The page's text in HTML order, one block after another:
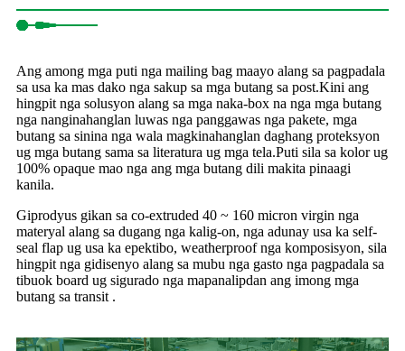
Ang among mga puti nga mailing bag maayo alang sa pagpadala
sa usa ka mas dako nga sakup sa mga butang sa post.Kini ang
hingpit nga solusyon alang sa mga naka-box na nga mga butang
nga nanginahanglan luwas nga panggawas nga pakete, mga
butang sa sinina nga wala magkinahanglan daghang proteksyon
ug mga butang sama sa literatura ug mga tela.Puti sila sa kolor ug
100% opaque mao nga ang mga butang dili makita pinaagi
kanila.
Giprodyus gikan sa co-extruded 40 ~ 160 micron virgin nga
materyal alang sa dugang nga kalig-on, nga adunay usa ka self-
seal flap ug usa ka epektibo, weatherproof nga komposisyon, sila
hingpit nga gidisenyo alang sa mubu nga gasto nga pagpadala sa
tibuok board ug sigurado nga mapanalipdan ang imong mga
butang sa transit .